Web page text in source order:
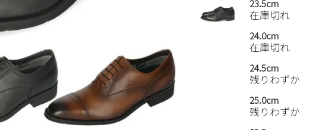
23.5cm
在庫切れ
24.0cm
在庫切れ
24.5cm
残りわずか
25.0cm
残りわずか